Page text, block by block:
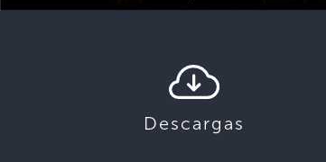
Descargas